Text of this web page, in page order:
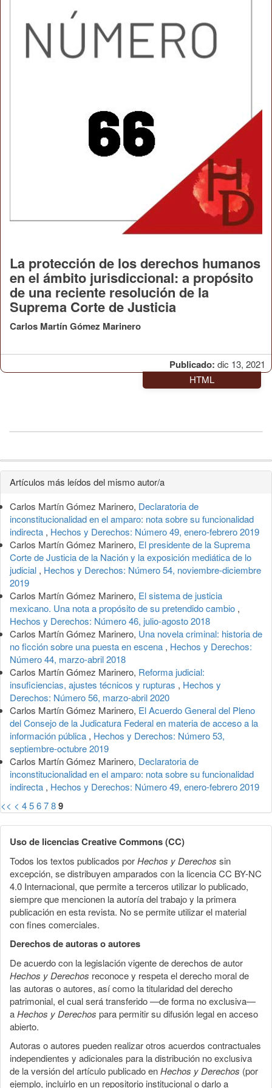
Publicado: dic 13, 2021
La protección de los derechos humanos
en el ámbito jurisdiccional: a propósito
de una reciente resolución de la
Suprema Corte de Justicia
Carlos Martín Gómez Marinero
HTML
Detalles
del
artículo
Artículos más leídos del mismo autor/a
Carlos Martín Gómez Marinero, Declaratoria de
inconstitucionalidad en el amparo: nota sobre su funcionalidad
indirecta , Hechos y Derechos: Número 49, enero-febrero 2019
Carlos Martín Gómez Marinero, El presidente de la Suprema
Corte de Justicia de la Nación y la exposición mediática de lo
judicial , Hechos y Derechos: Número 54, noviembre-diciembre
2019
Carlos Martín Gómez Marinero, El sistema de justicia
mexicano. Una nota a propósito de su pretendido cambio ,
Hechos y Derechos: Número 46, julio-agosto 2018
Carlos Martín Gómez Marinero, Una novela criminal: historia de
no ficción sobre una puesta en escena , Hechos y Derechos:
Número 44, marzo-abril 2018
Carlos Martín Gómez Marinero, Reforma judicial:
insuficiencias, ajustes técnicos y rupturas , Hechos y
Derechos: Número 56, marzo-abril 2020
Carlos Martín Gómez Marinero, El Acuerdo General del Pleno
del Consejo de la Judicatura Federal en materia de acceso a la
información pública , Hechos y Derechos: Número 53,
septiembre-octubre 2019
Carlos Martín Gómez Marinero, Declaratoria de
inconstitucionalidad en el amparo: nota sobre su funcionalidad
indirecta , Hechos y Derechos: Número 49, enero-febrero 2019
<< < 456789
Uso de licencias Creative Commons (CC)
Todos los textos publicados porHechos y Derechos sin
excepción, se distribuyen amparados con la licencia CC BY-NC
4.0 Internacional, que permite a terceros utilizar lo publicado,
siempre que mencionen la autoría del trabajo y la primera
publicación en esta revista. No se permite utilizar el material
con fines comerciales.
Derechos de autoras o autores
De acuerdo con la legislación vigente de derechos de autor
Hechos y Derechos reconoce y respeta el derecho moral de
las autoras o autores, así como la titularidad del derecho
patrimonial, el cual será transferido —de forma no exclusiva—
aHechos y Derechos para permitir su difusión legal en acceso
abierto.
Autoras o autores pueden realizar otros acuerdos contractuales
independientes y adicionales para la distribución no exclusiva
de la versión del artículo publicado enHechos y Derechos (por
ejemplo, incluirlo en un repositorio institucional o darlo a